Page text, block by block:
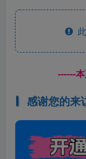
此
------
感谢您的来